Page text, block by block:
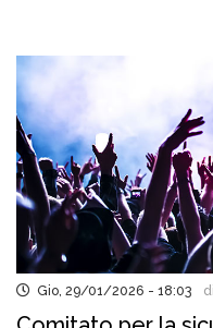
Gio, 29/01/2026 - 18:03